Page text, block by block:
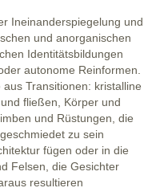
Ineinanderspiegelung und
und anorganischen
Identitätsbildungen
autonome Reinformen.
Transitionen: kristalline
fließen, Körper und
und Rüstungen, die
zu sein
fügen oder in die
Felsen, die Gesichter
resultieren